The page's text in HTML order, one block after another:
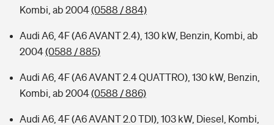
Kombi, ab 2004(0588 / 884)
Audi A6, 4F (A6 AVANT 2.4), 130 kW, Benzin, Kombi, ab
2004(0588 / 885)
Audi A6, 4F (A6 AVANT 2.4 QUATTRO), 130 kW, Benzin,
Kombi, ab 2004(0588 / 886)
Audi A6, 4F (A6 AVANT 2.0 TDI), 103 kW, Diesel, Kombi,